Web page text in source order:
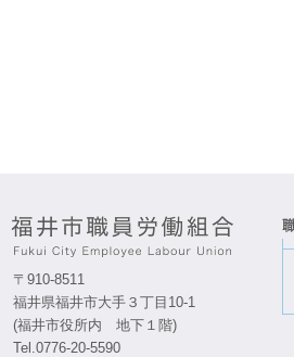
〒910-8511
福井県福井市大手３丁目10-1
(福井市役所内 地下１階)
Tel.0776-20-5590